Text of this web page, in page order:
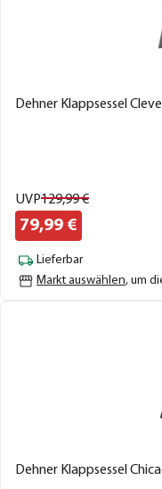
Dehner Klappsessel
UVP129,99€
79,99 €
Lieferbar
Markt auswählen, um
Dehner Klappsessel